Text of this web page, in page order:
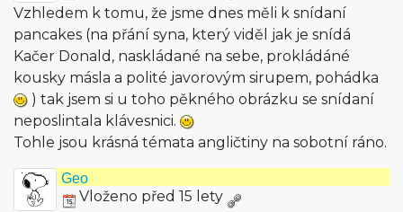
Vzhledem k tomu, že jsme dnes měli k snídaní
pancakes (na přání syna, který viděl jak je snídá
Kačer Donald, naskládané na sebe, prokládáné
kousky másla a polité javorovým sirupem, pohádka
) tak jsem si u toho pěkného obrázku se snídaní
neposlintala klávesnici.
Tohle jsou krásná témata angličtiny na sobotní ráno.
Geo
Vloženo před 15 lety